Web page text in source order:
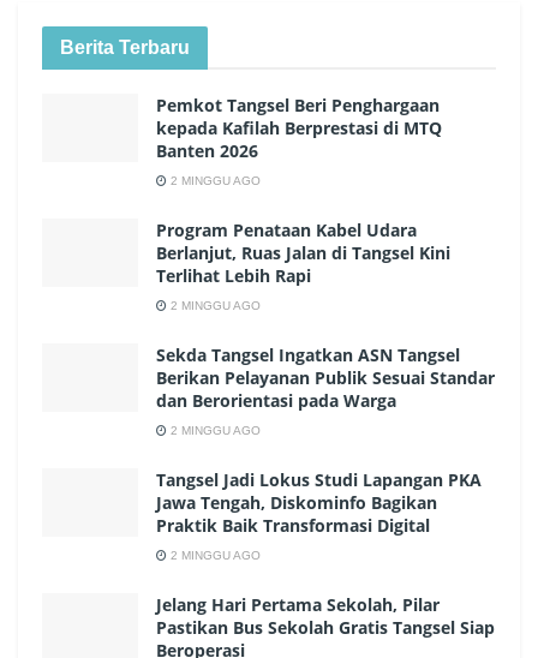
Berita Terbaru
Pemkot Tangsel Beri Penghargaan
kepada Kafilah Berprestasi di MTQ
Banten 2026
2 MINGGU AGO
Program Penataan Kabel Udara
Berlanjut, Ruas Jalan di Tangsel Kini
Terlihat Lebih Rapi
2 MINGGU AGO
Sekda Tangsel Ingatkan ASN Tangsel
Berikan Pelayanan Publik Sesuai Standar
dan Berorientasi pada Warga
2 MINGGU AGO
Tangsel Jadi Lokus Studi Lapangan PKA
Jawa Tengah, Diskominfo Bagikan
Praktik Baik Transformasi Digital
2 MINGGU AGO
Jelang Hari Pertama Sekolah, Pilar
Pastikan Bus Sekolah Gratis Tangsel Siap
Beroperasi